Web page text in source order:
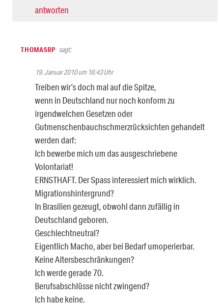
antworten
THOMASRP sagt:
19. Januar 2010 um 16:43 Uhr
Treiben wir’s doch mal auf die Spitze,
wenn in Deutschland nur noch konform zu
irgendwelchen Gesetzen oder
Gutmenschenbauchschmerzrücksichten gehandelt
werden darf:
Ich bewerbe mich um das ausgeschriebene
Volontariat!
ERNSTHAFT. Der Spass interessiert mich wirklich.
Migrationshintergrund?
In Brasilien gezeugt, obwohl dann zufällig in
Deutschland geboren.
Geschlechtneutral?
Eigentlich Macho, aber bei Bedarf umoperierbar.
Keine Altersbeschränkungen?
Ich werde gerade 70.
Berufsabschlüsse nicht zwingend?
Ich habe keine.